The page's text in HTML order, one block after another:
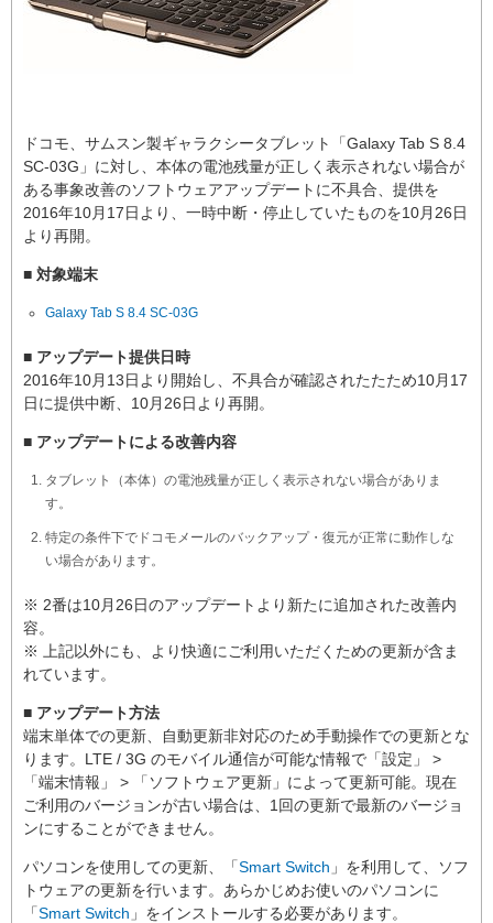
ドコモ、サムスン製ギャラクシータブレット「Galaxy Tab S 8.4
SC-03G」に対し、本体の電池残量が正しく表示されない場合が
ある事象改善のソフトウェアアップデートに不具合、提供を
2016年10月17日より、一時中断・停止していたものを10月26日
より再開。
■ 対象端末
Galaxy Tab S 8.4 SC-03G
■ アップデート提供日時
2016年10月13日より開始し、不具合が確認されたたため10月17
日に提供中断、10月26日より再開。
■ アップデートによる改善内容
タブレット（本体）の電池残量が正しく表示されない場合がありま
す。
特定の条件下でドコモメールのバックアップ・復元が正常に動作しな
い場合があります。
※ 2番は10月26日のアップデートより新たに追加された改善内
容。
※ 上記以外にも、より快適にご利用いただくための更新が含ま
れています。
■ アップデート方法
端末単体での更新、自動更新非対応のため手動操作での更新とな
ります。LTE / 3G のモバイル通信が可能な情報で「設定」 >
「端末情報」 > 「ソフトウェア更新」によって更新可能。現在
ご利用のバージョンが古い場合は、1回の更新で最新のバージョ
ンにすることができません。
パソコンを使用しての更新、「Smart Switch 」を利用して、ソフ
トウェアの更新を行います。あらかじめお使いのパソコンに
「Smart Switch 」をインストールする必要があります。